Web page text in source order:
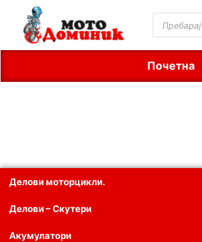
Почетна
Делови моторцикли.
Делови – Скутери
Акумулатори